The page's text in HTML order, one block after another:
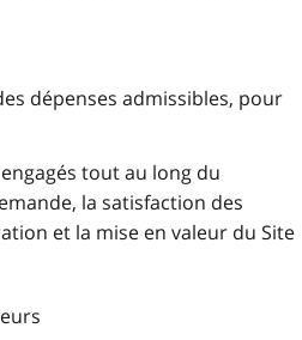
dépenses admissibles, pour
tout au long du
la satisfaction des
et la mise en valeur du Site